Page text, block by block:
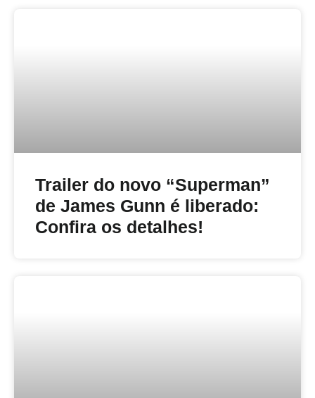
Trailer do novo “Superman”
de James Gunn é liberado:
Confira os detalhes!